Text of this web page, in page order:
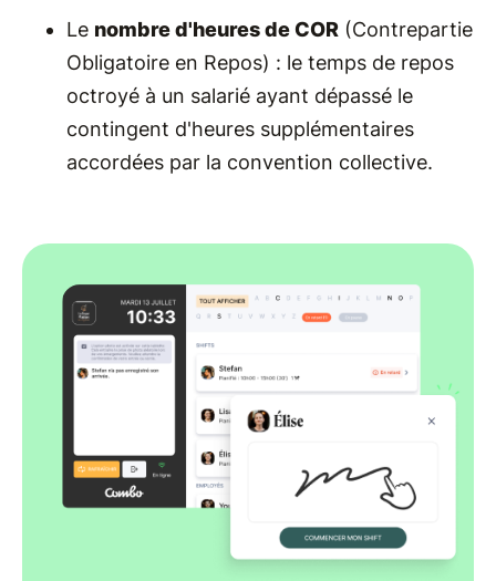
Le nombre d'heures de COR (Contrepartie
Obligatoire en Repos) : le temps de repos
octroyé à un salarié ayant dépassé le
contingent d'heures supplémentaires
accordées par la convention collective.